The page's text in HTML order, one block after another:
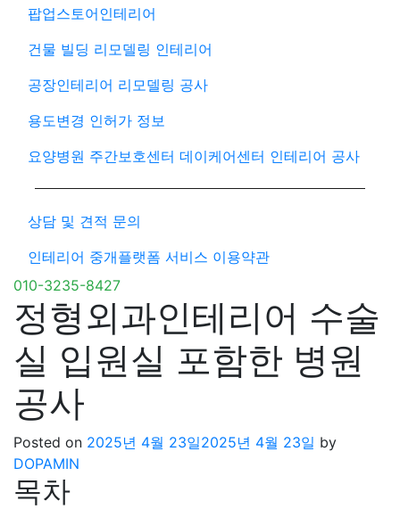
팝업스토어인테리어
건물 빌딩 리모델링 인테리어
공장인테리어 리모델링 공사
용도변경 인허가 정보
요양병원 주간보호센터 데이케어센터 인테리어 공사
상담 및 견적 문의
인테리어 중개플랫폼 서비스 이용약관
010-3235-8427
정형외과인테리어 수술
실 입원실 포함한 병원
공사
Posted on 2025년 4월 23일2025년 4월 23일 by
DOPAMIN
목차